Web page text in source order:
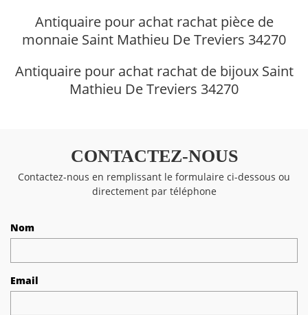
Antiquaire pour achat rachat pièce de
monnaie Saint Mathieu De Treviers 34270
Antiquaire pour achat rachat de bijoux Saint
Mathieu De Treviers 34270
CONTACTEZ-NOUS
Contactez-nous en remplissant le formulaire ci-dessous ou
directement par téléphone
Nom
Email